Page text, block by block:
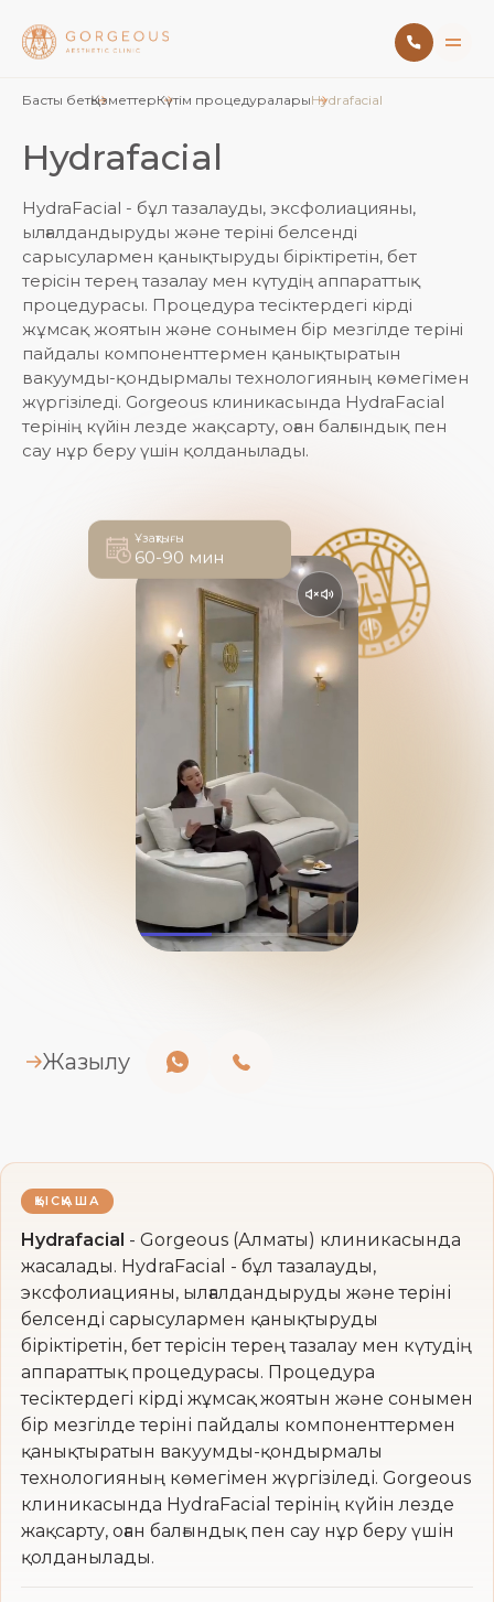
Басты бетҚызметтерКүтім процедураларыHydrafacial
Hydrafacial
HydraFacial - бұл тазалауды, эксфолиацияны,
ылғалдандыруды және теріні белсенді
сарысулармен қанықтыруды біріктіретін, бет
терісін терең тазалау мен күтудің аппараттық
процедурасы. Процедура тесіктердегі кірді
жұмсақ жоятын және сонымен бір мезгілде теріні
пайдалы компоненттермен қанықтыратын
вакуумды-қондырмалы технологияның көмегімен
жүргізіледі. Gorgeous клиникасында HydraFacial
терінің күйін лезде жақсарту, оған балғындық пен
сау нұр беру үшін қолданылады.
Ұзақтығы
60-90 мин
Жазылу
ҚЫСҚАША
Hydrafacial - Gorgeous (Алматы) клиникасында
жасалады. HydraFacial - бұл тазалауды,
эксфолиацияны, ылғалдандыруды және теріні
белсенді сарысулармен қанықтыруды
біріктіретін, бет терісін терең тазалау мен күтудің
аппараттық процедурасы. Процедура
тесіктердегі кірді жұмсақ жоятын және сонымен
бір мезгілде теріні пайдалы компоненттермен
қанықтыратын вакуумды-қондырмалы
технологияның көмегімен жүргізіледі. Gorgeous
клиникасында HydraFacial терінің күйін лезде
жақсарту, оған балғындық пен сау нұр беру үшін
қолданылады.